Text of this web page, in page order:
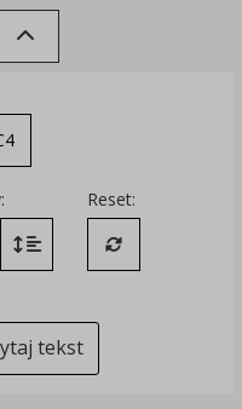
odstęp między literami
Zmień interlinię i margines
Reset:
Przywróć
tekst